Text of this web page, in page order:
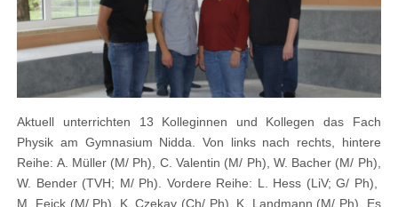
Aktuell unterrichten 13 Kolleginnen und Kollegen das Fach
Physik am Gymnasium Nidda. Von links nach rechts, hintere
Reihe: A. Müller (M/ Ph), C. Valentin (M/ Ph), W. Bacher (M/ Ph),
W. Bender (TVH; M/ Ph). Vordere Reihe: L. Hess (LiV; G/ Ph),
M. Feick (M/ Ph), K. Czekay (Ch/ Ph), K. Landmann (M/ Ph). Es